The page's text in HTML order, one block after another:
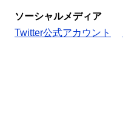
ソーシャルメディア
Twitter公式アカウント